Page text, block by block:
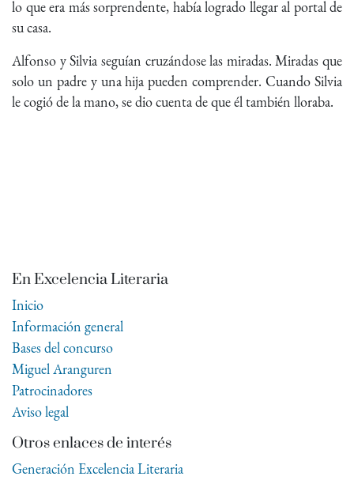
lo que era más sorprendente, había logrado llegar al portal de
su casa.
Alfonso y Silvia seguían cruzándose las miradas. Miradas que
solo un padre y una hija pueden comprender. Cuando Silvia
le cogió de la mano, se dio cuenta de que él también lloraba.
En Excelencia Literaria
Inicio
Información general
Bases del concurso
Miguel Aranguren
Patrocinadores
Aviso legal
Otros enlaces de interés
Generación Excelencia Literaria